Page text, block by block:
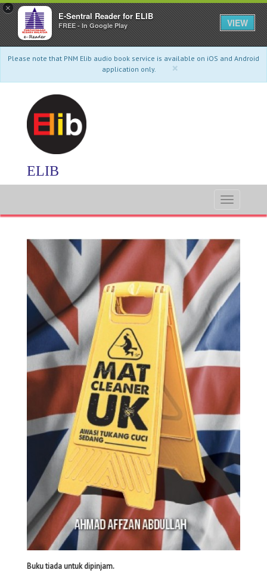
×
E-Sentral Reader for ELIB
FREE - In Google Play VIEW
Please note that PNM Elib audio book service is available on iOS and Android
application only.
×
ELIB
Toggle
Buku tiada untuk dipinjam.